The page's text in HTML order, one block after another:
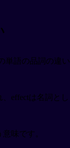
単語の品詞の違い
effectは名詞とし
味です。